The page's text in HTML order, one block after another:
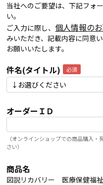
当社へのご要望は、下記フォ
い。
ご入力に際し、 個人情報の
みいただき、記載内容に同意
お願いいたします。
件名(タイトル)
オーダーＩＤ
（オンラインショップでの商品購入
さい）
商品名
図説リカバリー 医療保健福